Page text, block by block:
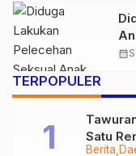
calendar_month
TERPOPULER
Berita
Satu